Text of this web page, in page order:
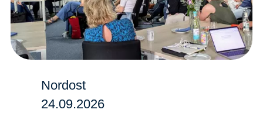
Nordost
24.09.2026